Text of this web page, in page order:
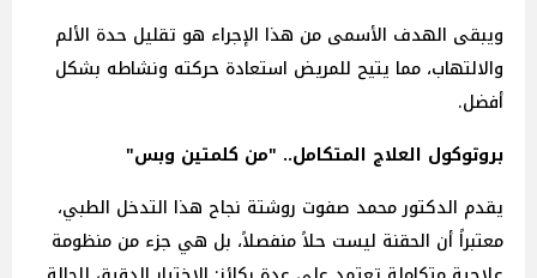
ويبقى الهدف الأسمى من هذا الإجراء هو تقليل حدة الألم
والالتهاب، مما يتيح للمريض استعادة حركته ونشاطه بشكل
أفضل.
بروتوكول العلاج المتكامل.. "من كلمتين وبس"
يقدم الدكتور محمد صفوت روشتة نجاح هذا التدخل الطبي،
معتبراً أن الحقنة ليست حلاً منفصلاً، بل هي جزء من منظومة